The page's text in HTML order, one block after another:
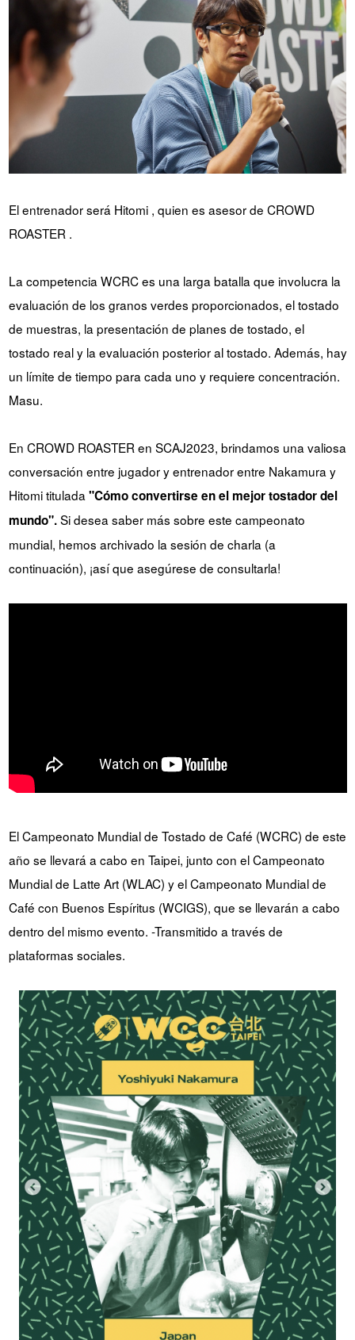
El entrenador será Hitomi , quien es asesor de CROWD
ROASTER .
La competencia WCRC es una larga batalla que involucra la
evaluación de los granos verdes proporcionados, el tostado
de muestras, la presentación de planes de tostado, el
tostado real y la evaluación posterior al tostado. Además, hay
un límite de tiempo para cada uno y requiere concentración.
Masu.
En CROWD ROASTER en SCAJ2023, brindamos una valiosa
conversación entre jugador y entrenador entre Nakamura y
Hitomi titulada "Cómo convertirse en el mejor tostador del
mundo".Si desea saber más sobre este campeonato
mundial, hemos archivado la sesión de charla (a
continuación), ¡así que asegúrese de consultarla!
El Campeonato Mundial de Tostado de Café (WCRC) de este
año se llevará a cabo en Taipei, junto con el Campeonato
Mundial de Latte Art (WLAC) y el Campeonato Mundial de
Café con Buenos Espíritus (WCIGS), que se llevarán a cabo
dentro del mismo evento. -Transmitido a través de
plataformas sociales.